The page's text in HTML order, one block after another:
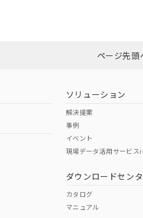
ダウンロードはこちら
（日本
（ア
その他
ページ先頭
ソリューション
解決提案
事例
イベント
現場データ活用サービス
ダウンロードセンタ
カタログ
マニュアル